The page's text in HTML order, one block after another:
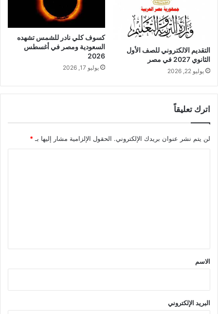
التقديم الالكتروني للصف الأول
الثانوي 2027 في مصر
يوليو 22, 2026
كسوف كلي نادر للشمس تشهده
السعودية ومصر في أغسطس
2026
يوليو 17, 2026
اترك تعليقاً
لن يتم نشر عنوان بريدك الإلكتروني. الحقول الإلزامية مشار إليها بـ *
*
الاسم
البريد الإلكتروني